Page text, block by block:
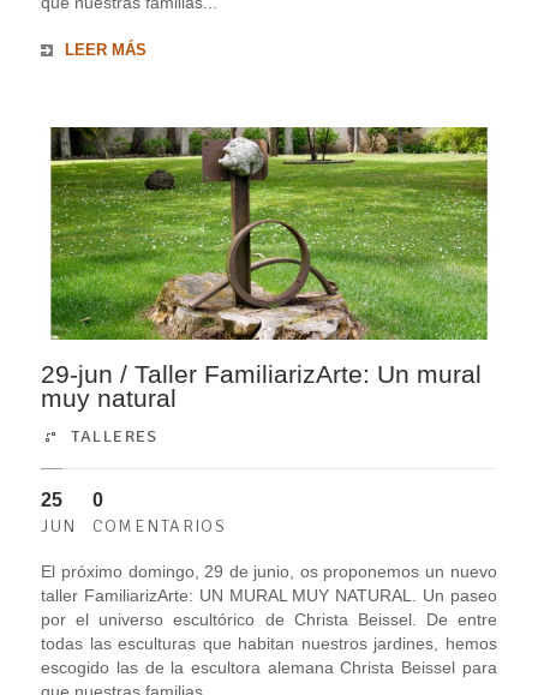
LEER MÁS
29-jun / Taller FamiliarizArte: Un mural
muy natural
TALLERES
25
JUN
0
COMENTARIOS
El próximo domingo, 29 de junio, os proponemos un nuevo
taller FamiliarizArte: UN MURAL MUY NATURAL. Un paseo
por el universo escultórico de Christa Beissel. De entre
todas las esculturas que habitan nuestros jardines, hemos
escogido las de la escultora alemana Christa Beissel para